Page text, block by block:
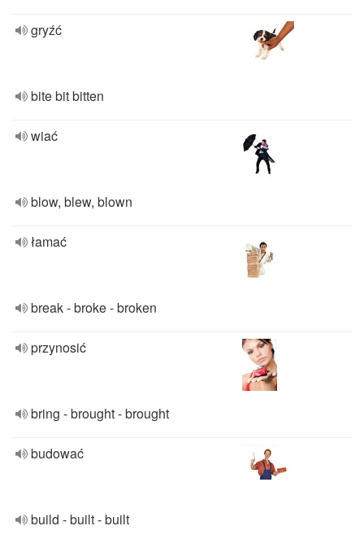
gryźć
bite bit bitten
wiać
blow, blew, blown
łamać
break - broke - broken
przynosić
bring - brought - brought
budować
build - built - built